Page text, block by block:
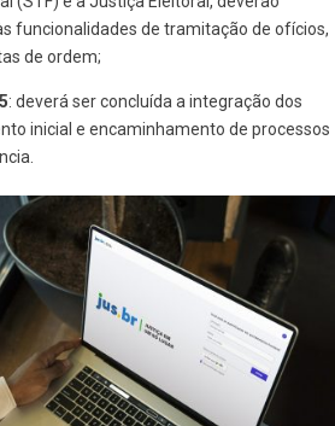
funcionalidades de tramitação de ofícios,
de ordem;
: deverá ser concluída a integração dos
inicial e encaminhamento de processos